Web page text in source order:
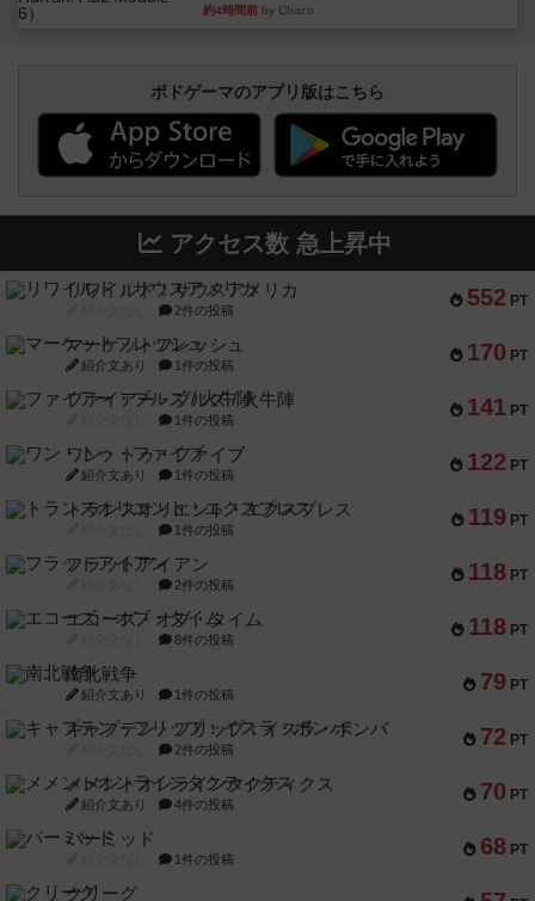
約4時間前 by Chaco
ボドゲーマのアプリ版はこちら
アクセス数 急上昇中
552 PT
リワイルド：サウスアメリカ
2件の投稿
170 PT
マーケットフレッシュ
紹介文あり 1件の投稿
141 PT
ファイアー・ブルズ / 火牛陣
1件の投稿
122 PT
ワン・トゥ・ファイブ
紹介文あり 1件の投稿
119 PT
トランスオリエント・エクスプレス
1件の投稿
118 PT
フラットアイアン
2件の投稿
118 PT
エコーズ・オブ・タイム
8件の投稿
79 PT
南北戦争
紹介文あり 1件の投稿
72 PT
キャプテン・フリップ：イスラ・ボンバ
2件の投稿
70 PT
メメントオンラインタクティクス
紹介文あり 4件の投稿
68 PT
パーミッド
1件の投稿
クリーグ